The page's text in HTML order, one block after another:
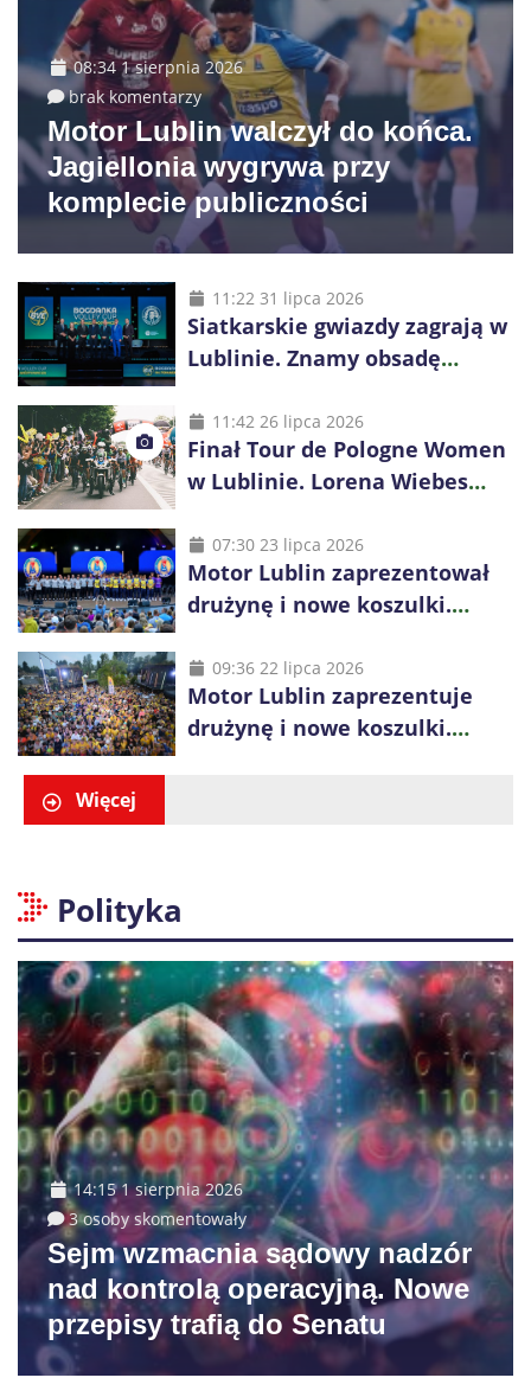
08:34 1 sierpnia 2026
brak komentarzy
Motor Lublin walczył do końca.
Jagiellonia wygrywa przy
komplecie publiczności
11:22 31 lipca 2026
Siatkarskie gwiazdy zagrają w
Lublinie. Znamy obsadę
11:42 26 lipca 2026
Finał Tour de Pologne Women
w Lublinie. Lorena Wiebes
07:30 23 lipca 2026
Motor Lublin zaprezentował
drużynę i nowe koszulki.
zespół w sezonie 2026/27
09:36 22 lipca 2026
Motor Lublin zaprezentuje
drużynę i nowe koszulki.
Więcej
Polityka
14:15 1 sierpnia 2026
3 osoby skomentowały
Sejm wzmacnia sądowy nadzór
nad kontrolą operacyjną. Nowe
przepisy trafią do Senatu